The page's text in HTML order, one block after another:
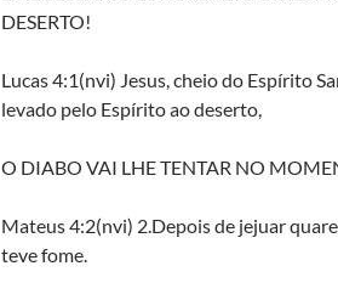
DESERTO!
Lucas 4:1(nvi) Jesus, cheio do Espírito
levado pelo Espírito ao deserto,
O DIABO VAI LHE TENTAR NO
Mateus 4:2(nvi) 2.Depois de jejuar
teve fome.